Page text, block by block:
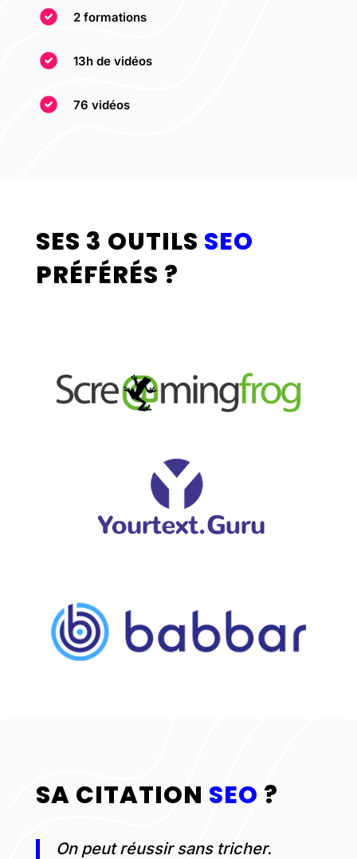
2 formations
13h de vidéos
76 vidéos
SES 3 OUTILS SEO
PRÉFÉRÉS ?
SA CITATION SEO ?
On peut réussir sans tricher.